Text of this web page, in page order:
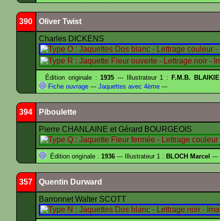
390 Oliver Twist
Charles DICKENS
Édition originale :1935 --- Illustrateur 1 : F.M.B.
Fiche ouvrage --- Jaquettes avec 4ème ---
394 Piboulette
Pierre CHANLAINE et Gérard BOURGEOIS
Édition originale : 1936 --- Illustrateur 1 : BLOCH Marcel ---
357 Quentin Durward
Barronnet Walter SCOTT